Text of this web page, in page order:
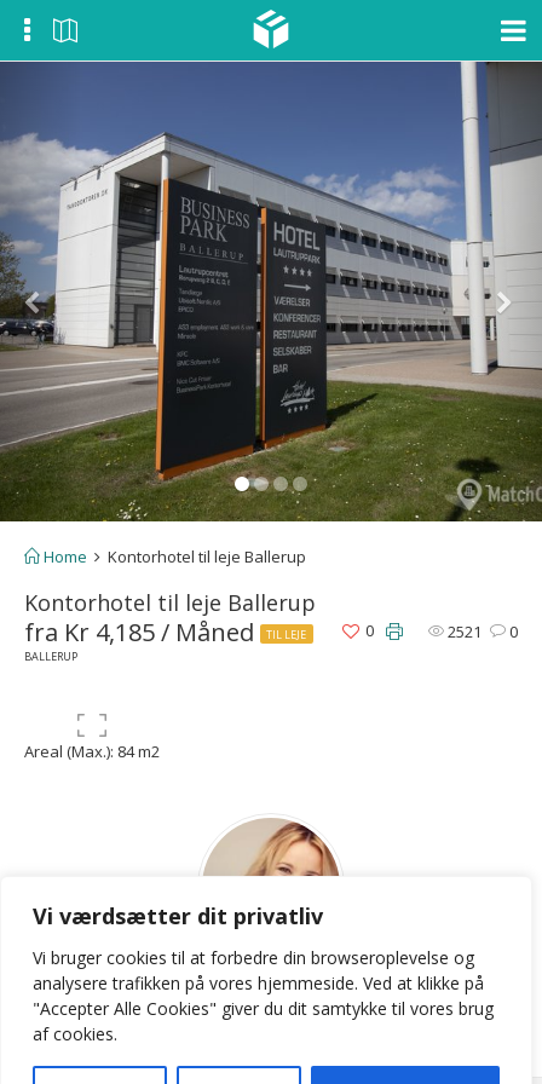
Vi værdsætter dit privatliv
Vi bruger cookies til at forbedre din browseroplevelse og
analysere trafikken på vores hjemmeside. Ved at klikke på
"Accepter Alle Cookies" giver du dit samtykke til vores brug
af cookies.
Home Kontorhotel til leje Ballerup
Kontorhotel til leje Ballerup
fra Kr 4,185 / Måned
TIL LEJE
BALLERUP
2521 0
0
Areal (Max.): 84 m2
LKB
Contact Agent